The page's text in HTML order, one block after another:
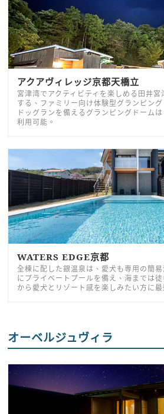
アクアヴィレッジ京都天橋立
宮津湾でアクティビティを楽しめる田井
する、ファミリー向け体験型グランピン
ドッグランを備えるグランピングドーム
利用可能。
WATERS EDGE京都
全棟に配した銀温泉は、愛犬も専用の簡
にプライベートプールを備え、海までは
から愛犬とリゾート感を楽しみたい方に最
オーベルジュヴィラ